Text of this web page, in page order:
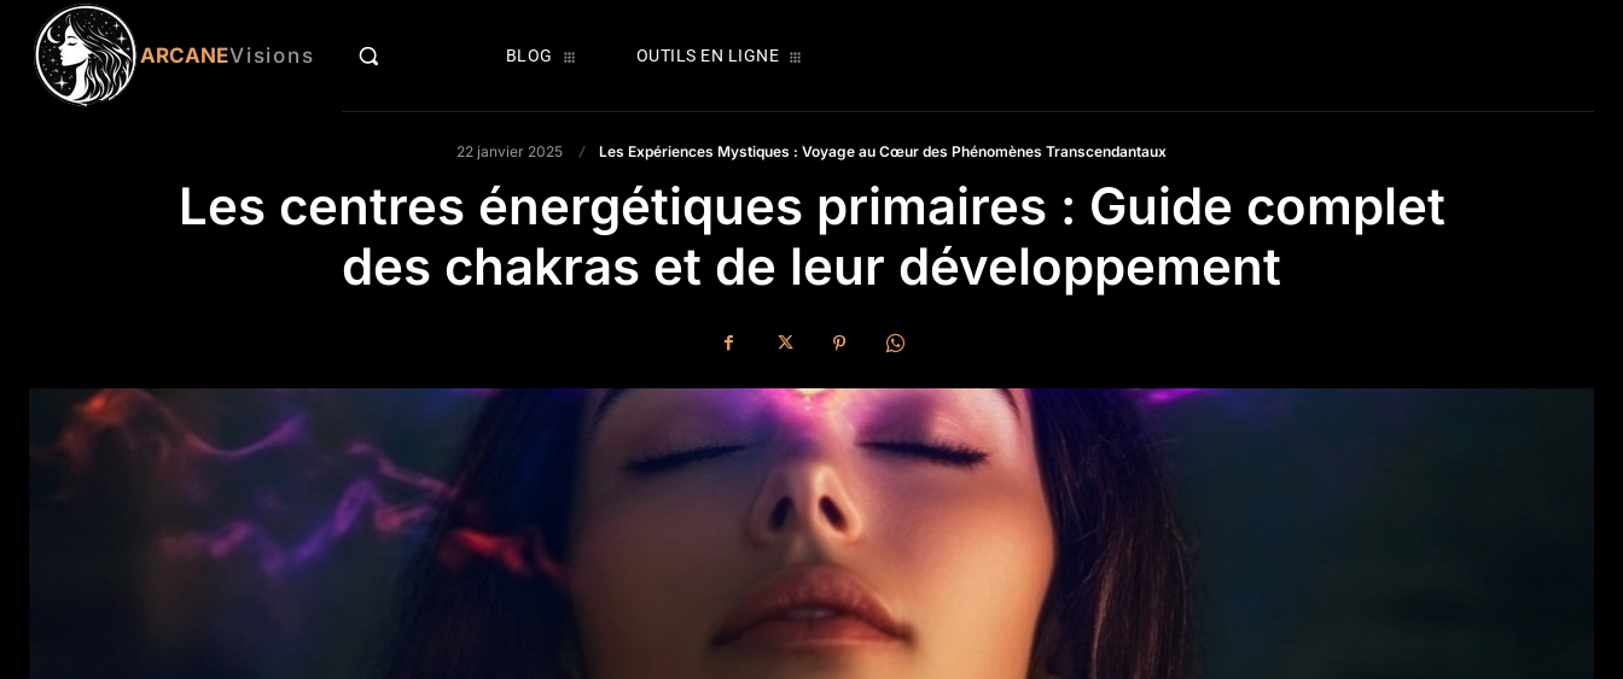
ARCANEVisions BLOG OUTILS EN LIGNE
22 janvier 2025 Les Expériences Mystiques : Voyage au Cœur des Phénomènes Transcendantaux
Les centres énergétiques primaires : Guide complet
des chakras et de leur développement